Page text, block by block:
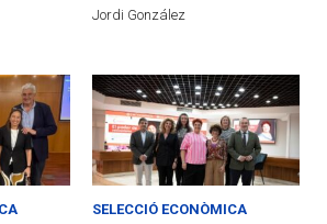
Jordi González
SELECCIÓ ECONÒMICA